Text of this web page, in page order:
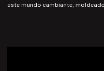
este mundo cambiante,